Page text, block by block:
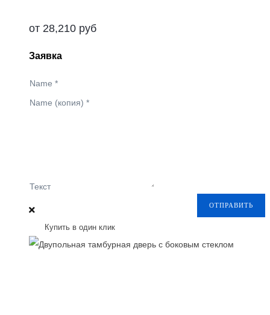
от 28,210 руб
Заявка
Name *
Name (копия) *
Текст
ОТПРАВИТЬ
Купить в один клик